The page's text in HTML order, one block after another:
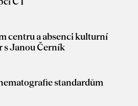
centru a absenci kulturní
Janou Černík
standardům